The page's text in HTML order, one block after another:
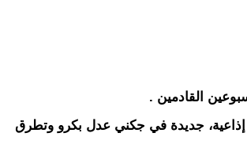
القادمين .
إذاعية، جديدة في جكني عدل بكرو وتطرق